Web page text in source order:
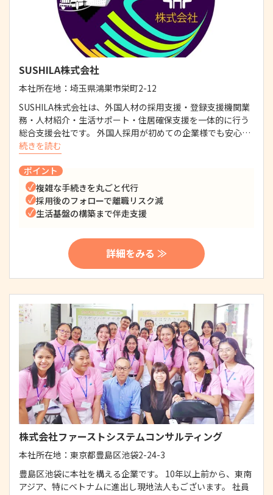
SUSHILA株式会社
本社所在地： 埼玉県鴻巣市栄町2-12
SUSHILA株式会社は、外国人材の採用支援・登録支援機関業
務・人材紹介・生活サポート・住居確保支援を一体的に行う
総合支援会社です。 外国人採用が初めての企業様でも安心…
続きを読む
ポイント
複雑な手続きを丸ごと代行
採用後のフォローで離職リスク減
生活基盤の構築まで伴走支援
詳細をみる ≫
株式会社ファーストシステムコンサルティング
本社所在地： 東京都豊島区池袋2-24-3
豊島区池袋に本社を構える企業です。 10年以上前から、東南
アジア、特にベトナムに進出し現地法人もございます。 社員